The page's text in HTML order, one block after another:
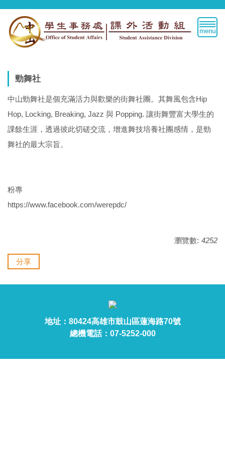
跳
主
要
區
勁舞社
中山勁舞社是個充滿活力與歡樂的街舞社團。其舞風包含Hip
Hop, Locking, Breaking, Jazz 與 Popping. 讓街舞豐富大學生的
課餘生涯，透過彼此切磋交流，增進舞技培養社團感情，是勁
舞社的最大宗旨。
粉專
https://www.facebook.com/werepdc/
瀏覽數: 4252
分享
地址：80424高雄市鼓山區蓮海路70號
總機電話：07-5252-000